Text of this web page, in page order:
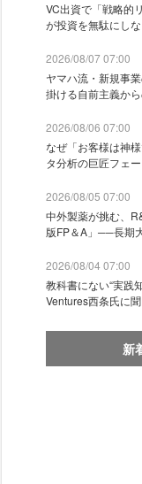
VC出資で「戦略的
が投資を無駄にし
2026/08/07 07:00
ヤマハ流・新規事
掛ける自前主義か
2026/08/06 07:00
なぜ「お客様は神
タ分析の巨匠フェ
2026/08/05 07:00
中外製薬が挑む、
版FP＆A」──長期
2026/08/04 07:00
教科書にない“実践
Ventures西条氏に
新